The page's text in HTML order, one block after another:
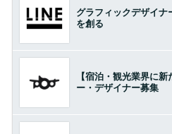
グラフィックデザイナ
を創る
【宿泊・観光業界に
ー・デザイナー募集